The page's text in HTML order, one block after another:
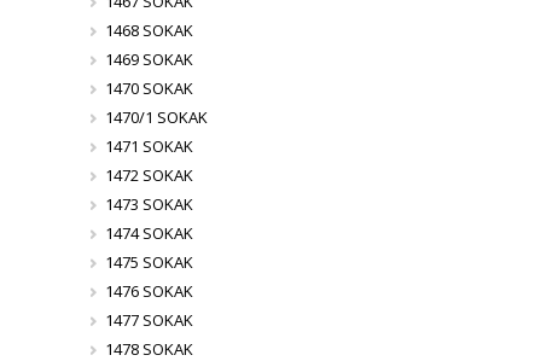
1468 SOKAK
1469 SOKAK
1470 SOKAK
1470/1 SOKAK
1471 SOKAK
1472 SOKAK
1473 SOKAK
1474 SOKAK
1475 SOKAK
1476 SOKAK
1477 SOKAK
1478 SOKAK